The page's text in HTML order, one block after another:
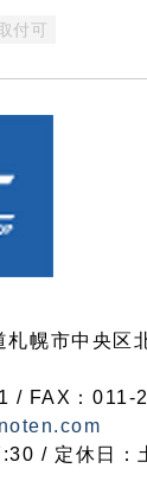
付可
幌市中央区
/ FAX：011-
/ 定休日：